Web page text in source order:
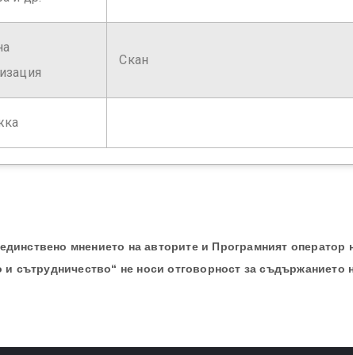
Скан
мнението на авторите и Програмният оператор
сътрудничество“ не носи отговорност за съдържанието